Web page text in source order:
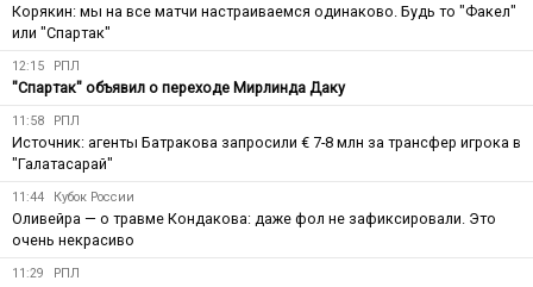
Корякин: мы на все матчи настраиваемся одинаково. Будь то "Факел"
или "Спартак"
12:15 РПЛ
"Спартак" объявил о переходе Мирлинда Даку
11:58 РПЛ
Источник: агенты Батракова запросили € 7-8 млн за трансфер игрока в
"Галатасарай"
11:44 Кубок России
Оливейра — о травме Кондакова: даже фол не зафиксировали. Это
очень некрасиво
11:29 РПЛ